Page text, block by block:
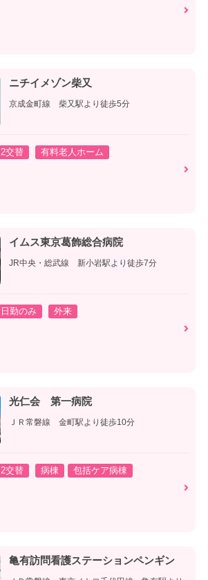
ニチイメゾン柴又
京成金町線 柴又駅より徒歩5分
2交替
有料老人ホーム
イムス東京葛飾総合病院
JR中央・総武線 新小岩駅より徒歩7分
日勤のみ
外来
光仁会 第一病院
ＪＲ常磐線 金町駅より徒歩10分
2交替 病棟
包括ケア病棟
亀有訪問看護ステーションペンギン